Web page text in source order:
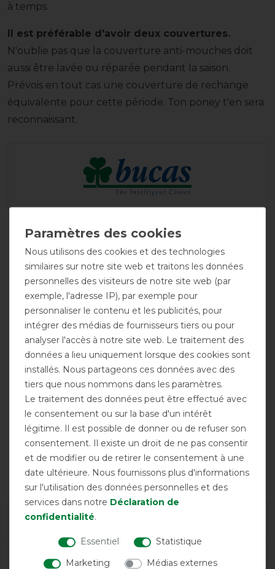
à temps.
Il est préférable d'avoir deux couvertures.
N'oublie pas que la couverture anti-mouches doit
aussi être lavée ou réparée pendant la saison.
Prévois en tout cas une couverture de rechange
équivalente pour cette période. Ton poney t'en sera
reconnaissant.
Respirant
incluse
Fermeture
frontale simple
Protection UV
Garantie du fabricant
Nous utilisons des cookies et des technologies
similaires sur notre site web et traitons les données
personnelles des visiteurs de notre site web (par
exemple, l'adresse IP), par exemple pour
personnaliser le contenu et les publicités, pour
intégrer des médias de fournisseurs tiers ou pour
analyser l'accès à notre site web. Le traitement des
données a lieu uniquement lorsque des cookies sont
installés. Nous partageons ces données avec des
tiers que nous nommons dans les paramètres.
Le traitement des données peut être effectué avec
le consentement ou sur la base d'un intérêt
légitime. Il est possible de donner ou de refuser son
consentement. Il existe un droit de ne pas consentir
et de modifier ou de retirer le consentement à une
date ultérieure. Nous fournissons plus d'informations
sur l'utilisation des données personnelles et des
services dans notre Déclaration de
confidentialité.
Essentiel
Statistique
Marketing
Médias externes